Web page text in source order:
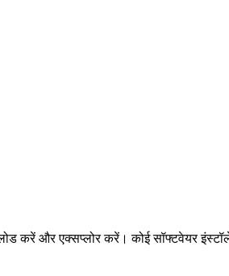
करें और एक्सप्लोर करें। कोई सॉफ्टवेयर